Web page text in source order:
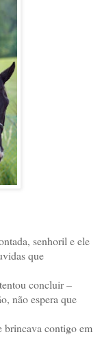
senhoril e ele
que
concluir –
não espera que
brincava contigo em